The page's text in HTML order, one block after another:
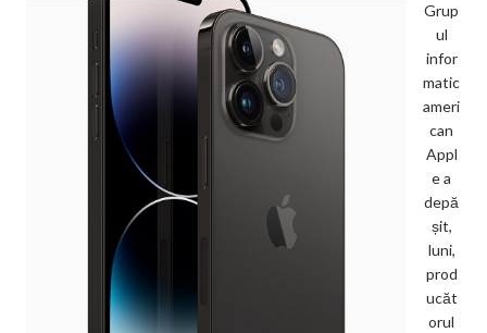
Grup
ul
infor
matic
ameri
can
Appl
e a
depă
șit,
luni,
prod
ucăt
orul